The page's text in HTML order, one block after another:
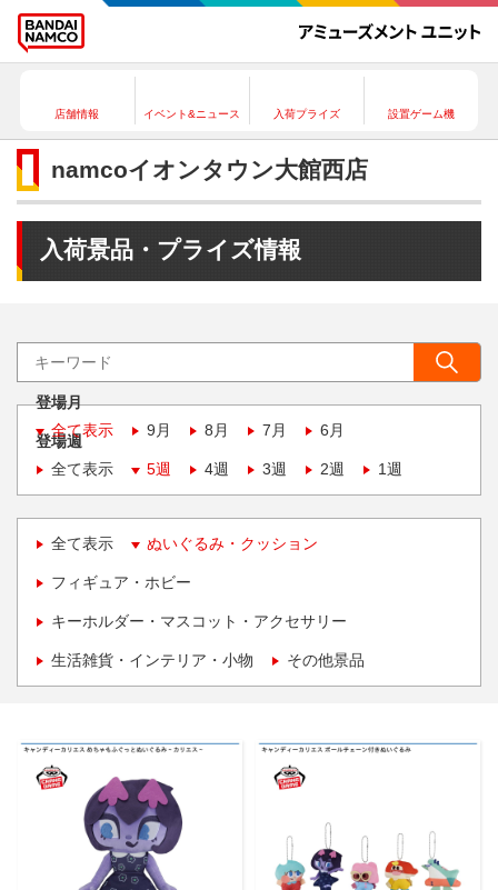
店舗情報 イベント&ニュース 入荷プライズ 設置ゲーム機
namcoイオンタウン大館西店
入荷景品・プライズ情報
登場月
全て表示
9月 8月 7月 6月
登場週
全て表示
5週 4週 3週 2週 1週
全て表示 ぬいぐるみ・クッション
フィギュア・ホビー
キーホルダー・マスコット・アクセサリー
生活雑貨・インテリア・小物 その他景品